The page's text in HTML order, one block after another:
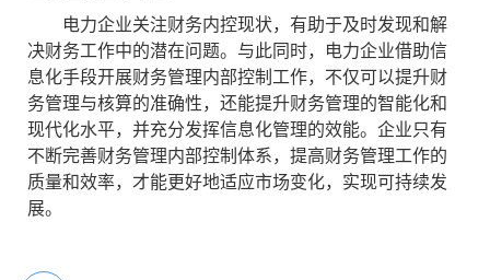
电力企业关注财务内控现状，有助于及时发现和解
决财务工作中的潜在问题。与此同时，电力企业借助信
息化手段开展财务管理内部控制工作，不仅可以提升财
务管理与核算的准确性，还能提升财务管理的智能化和
现代化水平，并充分发挥信息化管理的效能。企业只有
不断完善财务管理内部控制体系，提高财务管理工作的
质量和效率，才能更好地适应市场变化，实现可持续发
展。